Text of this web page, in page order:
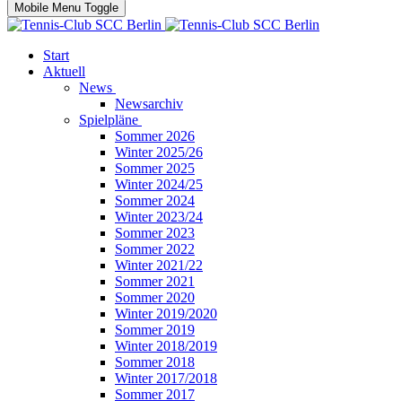
Mobile Menu Toggle
Start
Aktuell
News
Newsarchiv
Spielpläne
Sommer 2026
Winter 2025/26
Sommer 2025
Winter 2024/25
Sommer 2024
Winter 2023/24
Sommer 2023
Sommer 2022
Winter 2021/22
Sommer 2021
Sommer 2020
Winter 2019/2020
Sommer 2019
Winter 2018/2019
Sommer 2018
Winter 2017/2018
Sommer 2017